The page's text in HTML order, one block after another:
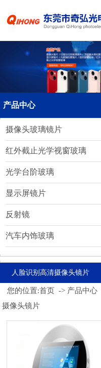
产品中心
摄像头玻璃镜片
红外截止光学视窗玻璃
光学台阶玻璃
显示屏镜片
反射镜
汽车内饰玻璃
人脸识别高清摄像头镜片
您的位置:首页 -> 产品中心
摄像头镜片